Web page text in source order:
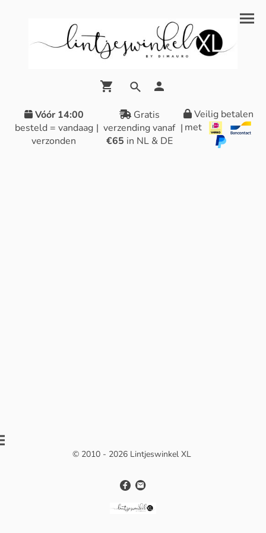
Vóór 14:00
besteld = vandaag
verzonden
|
Gratis
verzending vanaf
€65 in NL & DE
|
Veilig betalen
met
© 2010 - 2026 Lintjeswinkel XL